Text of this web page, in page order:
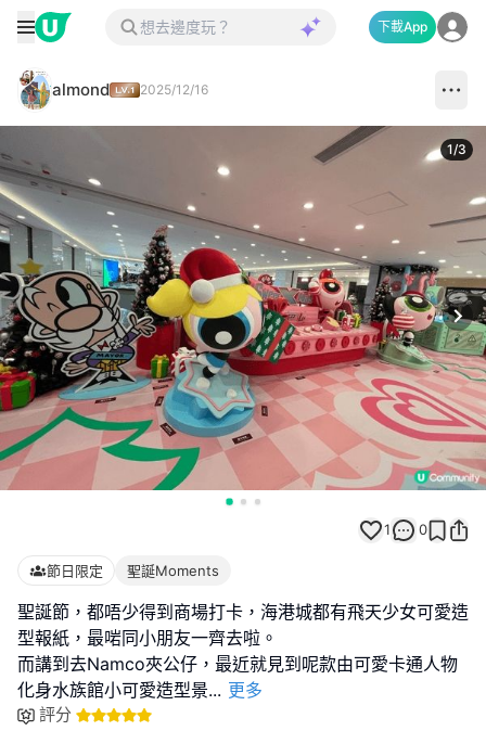
下載App
almond 2025/12/16
1/3
1 0
節日限定 聖誕Moments
聖誕節，都唔少得到商場打卡，海港城都有飛天少女可愛造
型報紙，最啱同小朋友一齊去啦。
而講到去Namco夾公仔，最近就見到呢款由可愛卡通人物
化身水族館小可愛造型景... 更多
評分